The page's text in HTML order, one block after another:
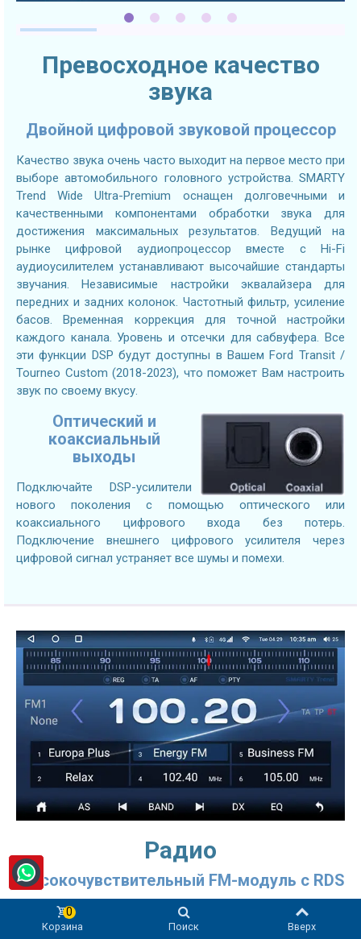
Превосходное качество
звука
Двойной цифровой звуковой процессор
Качество звука очень часто выходит на первое место при
выборе автомобильного головного устройства. SMARTY
Trend Wide Ultra-Premium оснащен долговечными и
качественными компонентами обработки звука для
достижения максимальных результатов. Ведущий на
рынке цифровой аудиопроцессор вместе с Hi-Fi
аудиоусилителем устанавливают высочайшие стандарты
звучания. Независимые настройки эквалайзера для
передних и задних колонок. Частотный фильтр, усиление
басов. Временная коррекция для точной настройки
каждого канала. Уровень и отсечки для сабвуфера. Все
эти функции DSP будут доступны в Вашем Ford Transit /
Tourneo Custom (2018-2023), что поможет Вам настроить
звук по своему вкусу.
Оптический и
коаксиальный
выходы
Подключайте DSP-усилители
нового поколения с помощью оптического или
коаксиального цифрового входа без потерь.
Подключение внешнего цифрового усилителя через
цифровой сигнал устраняет все шумы и помехи.
Радио
Высокочувствительный FM-модуль с RDS
Радио - одна из основных функций мультимедийной
системы в Ford Transit / Tourneo Custom (2018-2023)!
Корзина
0
Поиск Вверх